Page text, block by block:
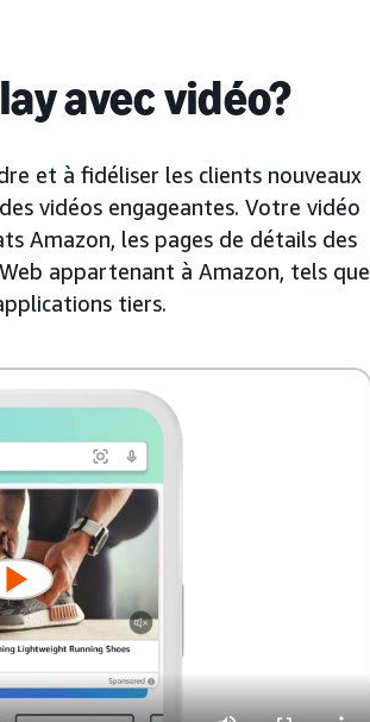
avec vidéo?
et à fidéliser les clients nouveaux
vidéos engageantes. Votre vidéo
Amazon, les pages de détails des
appartenant à Amazon, tels que
tiers.